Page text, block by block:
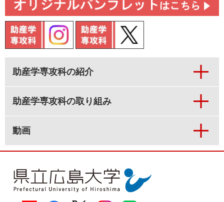
助産学専攻科の紹介
助産学専攻科の取り組み
動画